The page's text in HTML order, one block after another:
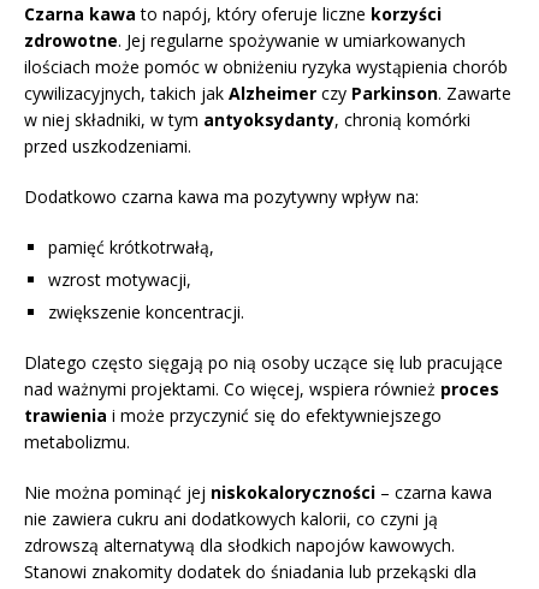
Czarna kawa to napój, który oferuje liczne korzyści
zdrowotne. Jej regularne spożywanie w umiarkowanych
ilościach może pomóc w obniżeniu ryzyka wystąpienia chorób
cywilizacyjnych, takich jak Alzheimer czy Parkinson. Zawarte
w niej składniki, w tym antyoksydanty, chronią komórki
przed uszkodzeniami.
Dodatkowo czarna kawa ma pozytywny wpływ na:
pamięć krótkotrwałą,
wzrost motywacji,
zwiększenie koncentracji.
Dlatego często sięgają po nią osoby uczące się lub pracujące
nad ważnymi projektami. Co więcej, wspiera również proces
trawienia i może przyczynić się do efektywniejszego
metabolizmu.
Nie można pominąć jej niskokaloryczności – czarna kawa
nie zawiera cukru ani dodatkowych kalorii, co czyni ją
zdrowszą alternatywą dla słodkich napojów kawowych.
Stanowi znakomity dodatek do śniadania lub przekąski dla